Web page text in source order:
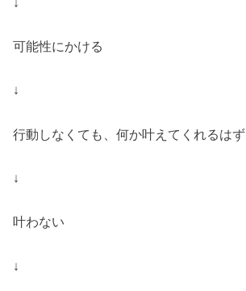
可能性にかける
‬‪↓‬‪
行動しなくても、‬‪何か叶えてくれるはず
‬‪↓‬‪
叶わない
‬↓